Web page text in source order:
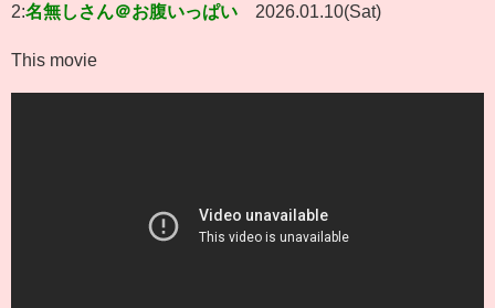
2:名無しさん＠お腹いっぱい 2026.01.10(Sat)
This movie